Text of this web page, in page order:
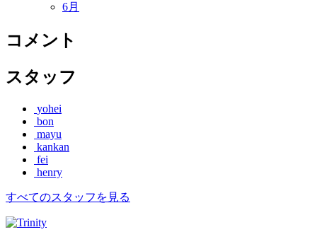
6月
コメント
スタッフ
yohei
bon
mayu
kankan
fei
henry
すべてのスタッフを見る